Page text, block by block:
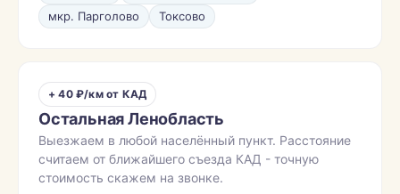
мкр. Парголово
Токсово
+ 40 ₽/км от КАД
Остальная Ленобласть
Выезжаем в любой населённый пункт. Расстояние
считаем от ближайшего съезда КАД - точную
стоимость скажем на звонке.